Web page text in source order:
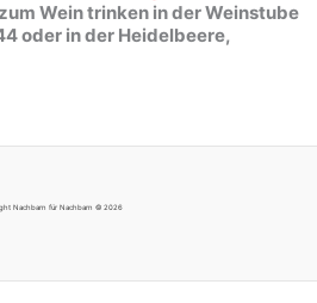
Wein trinken in der Weinstube
oder in der Heidelbeere,
Nachbarn für Nachbarn © 2026